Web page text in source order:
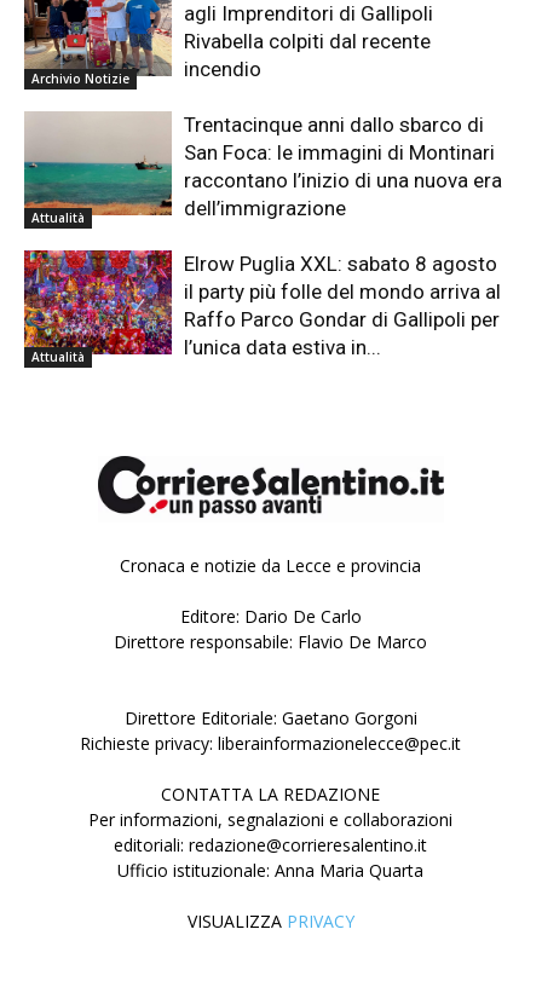
Archivio Notizie
agli Imprenditori di Gallipoli
Rivabella colpiti dal recente
incendio
Attualità
Trentacinque anni dallo sbarco di
San Foca: le immagini di Montinari
raccontano l’inizio di una nuova era
dell’immigrazione
Attualità
Elrow Puglia XXL: sabato 8 agosto
il party più folle del mondo arriva al
Raffo Parco Gondar di Gallipoli per
l’unica data estiva in...
Cronaca e notizie da Lecce e provincia
Editore: Dario De Carlo
Direttore responsabile: Flavio De Marco
Direttore Editoriale: Gaetano Gorgoni
Richieste privacy: liberainformazionelecce@pec.it
CONTATTA LA REDAZIONE
Per informazioni, segnalazioni e collaborazioni
editoriali: redazione@corrieresalentino.it
Ufficio istituzionale: Anna Maria Quarta
VISUALIZZA PRIVACY